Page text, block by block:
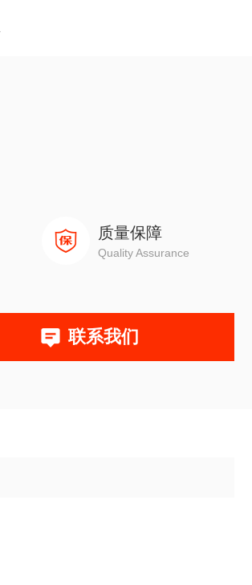
质量保障
Quality Assurance
联系我们